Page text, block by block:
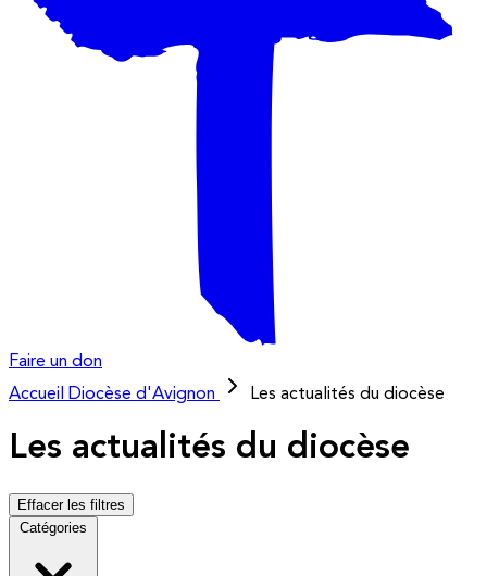
Faire un don
Accueil
Diocèse d'Avignon Les actualités du diocèse
Les actualités du diocèse
Effacer les filtres
Catégories